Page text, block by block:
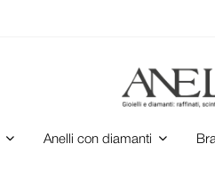
Anelli con diamanti